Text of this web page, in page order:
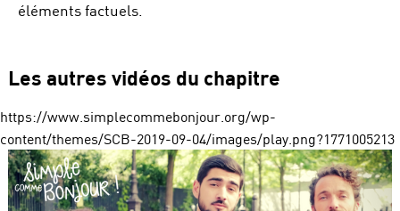
éléments factuels.
Les autres vidéos du chapitre
https://www.simplecommebonjour.org/wp-
content/themes/SCB-2019-09-04/images/play.png?1771005213